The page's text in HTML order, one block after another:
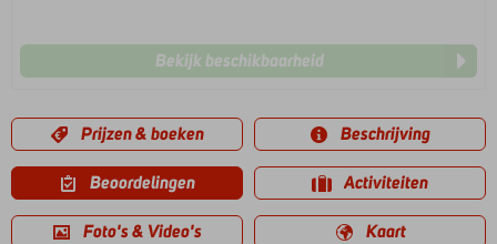
Bekijk beschikbaarheid
Prijzen & boeken Beschrijving
Beoordelingen Activiteiten
Foto's & Video's Kaart